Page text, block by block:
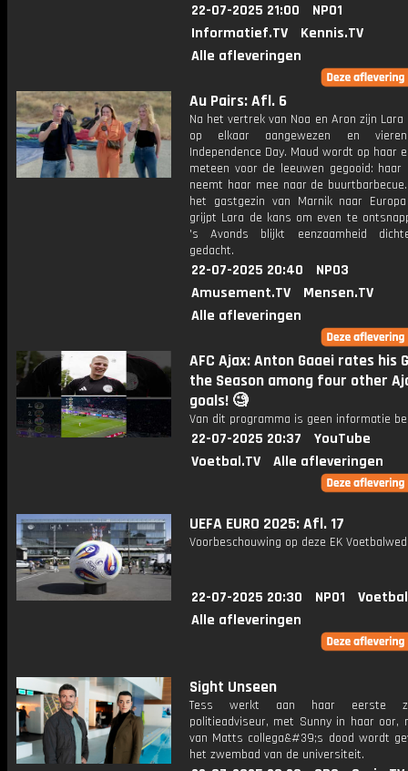
22-07-2025 21:00
NPO1
Informatief.TV
Kennis.TV
Alle afleveringen
Au Pairs: Afl. 6
Na het vertrek van Noa en Aron zijn Lara
op elkaar aangewezen en
Independence Day. Maud wordt op haar
meteen voor de leeuwen gegooid: haar
neemt haar mee naar de
het gastgezin van Marnik naar
grijpt Lara de kans om even te
's Avonds blijkt eenzaamheid
gedacht.
22-07-2025 20:40
NPO3
Amusement.TV
Mensen.TV
Alle afleveringen
AFC Ajax: Anton Gaaei rates his
the Season among four other
goals! 🧐
Van dit programma is geen informatie
22-07-2025 20:37
YouTube
Voetbal.TV
Alle afleveringen
UEFA EURO 2025: Afl. 17
Voorbeschouwing op deze EK
22-07-2025 20:30 NPO1
Alle afleveringen
Sight Unseen
Tess werkt aan haar eerste
politieadviseur, met Sunny in haar oor,
van Matts collega&#39;s dood wordt
het zwembad van de universiteit.